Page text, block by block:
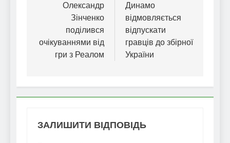
записівОлександр
Зінченко
поділився
очікуваннями від
гри з Реалом
Динамо
відмовляється
відпускати
гравців до збірної
України
ЗАЛИШИТИ ВІДПОВІДЬ